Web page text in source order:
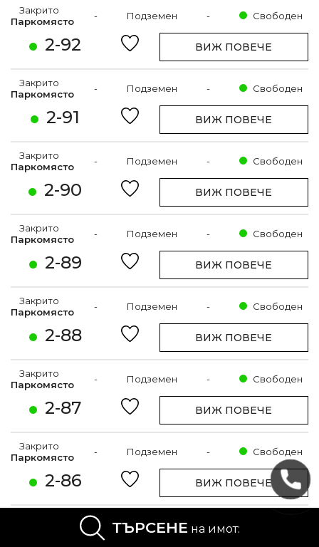
2-92
Закрито
Паркомясто
- Подземен - Свободен
ВИЖ ПОВЕЧЕ
2-91
Закрито
Паркомясто
- Подземен - Свободен
ВИЖ ПОВЕЧЕ
2-90
Закрито
Паркомясто
- Подземен - Свободен
ВИЖ ПОВЕЧЕ
2-89
Закрито
Паркомясто
- Подземен - Свободен
ВИЖ ПОВЕЧЕ
2-88
Закрито
Паркомясто
- Подземен - Свободен
ВИЖ ПОВЕЧЕ
2-87
Закрито
Паркомясто
- Подземен - Свободен
ВИЖ ПОВЕЧЕ
2-86
Закрито
Паркомясто
- Подземен - Свободен
ВИЖ ПОВЕЧЕ
- Подземен -
ТЪРСЕНЕ на имот: